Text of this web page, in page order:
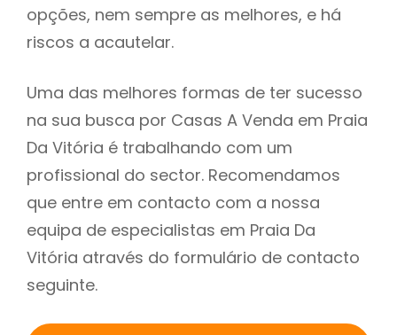
opções, nem sempre as melhores, e há
riscos a acautelar.
Uma das melhores formas de ter sucesso
na sua busca por Casas A Venda em Praia
Da Vitória é trabalhando com um
profissional do sector. Recomendamos
que entre em contacto com a nossa
equipa de especialistas em Praia Da
Vitória através do formulário de contacto
seguinte.